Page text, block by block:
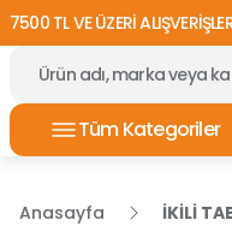
7500 TL VE ÜZERİ
Tüm Kategoriler
Anasayfa İKİLİ